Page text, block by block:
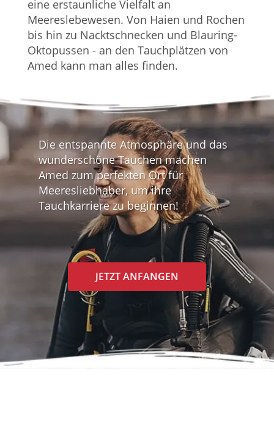
eine erstaunliche Vielfalt an
Meereslebewesen. Von Haien und Rochen
bis hin zu Nacktschnecken und Blauring-
Oktopussen - an den Tauchplätzen von
Amed kann man alles finden.
Die entspannte Atmosphäre und das
wunderschöne Tauchen machen
Amed zum perfekten Ort für
Meeresliebhaber, um ihre
Tauchkarriere zu beginnen!
JETZT ANFANGEN